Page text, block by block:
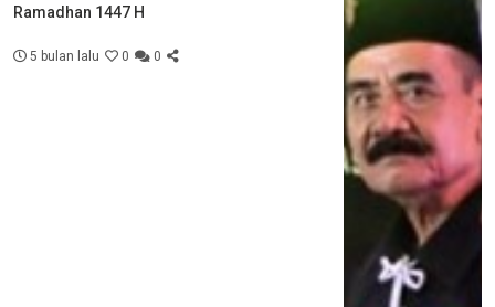
Ramadhan 1447 H
5 bulan lalu 0 0